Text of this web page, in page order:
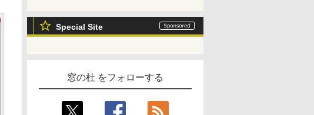
Special Site
窓の杜 をフォローする